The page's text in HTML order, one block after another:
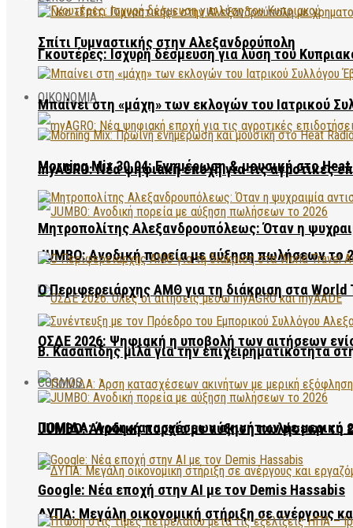
Γκουτέρες: Ισχυρή δέσμευση για λύση του
ΟΙΚΟΝΟΜΙΑ
myAGRO: Νέα ψηφιακή εποχή για τις αγροτικές
JUMBO: Ανοδική πορεία με αύξηση πωλήσεων το
ΟΣΔΕ 2026: Ψηφιακή η υποβολή των αιτήσεων
ΠΟΜΙΔΑ: Άρση κατασχέσεων ακινήτων με μερική
ΔΥΠΑ: Μεγάλη οικονομική στήριξη σε ανέργους
Σπίτι Γυμναστικής στην Αλεξανδρούπολη
Μπαίνει στη «μάχη» των εκλογών του Ιατρικού
Morning Mix 30.04: Ενημέρωση & μουσική στο Heat
Μητροπολίτης Αλεξανδρουπόλεως: Όταν η
Ο Περιφερειάρχης ΑΜΘ για τη διάκριση στα World
Β. Κασαπίδης μιλά για την επιχειρηματικότητα
COSMOS
JUMBO: Ανοδική πορεία με αύξηση πωλήσεων το
Google: Νέα εποχή στην AI με τον Demis Hassabis